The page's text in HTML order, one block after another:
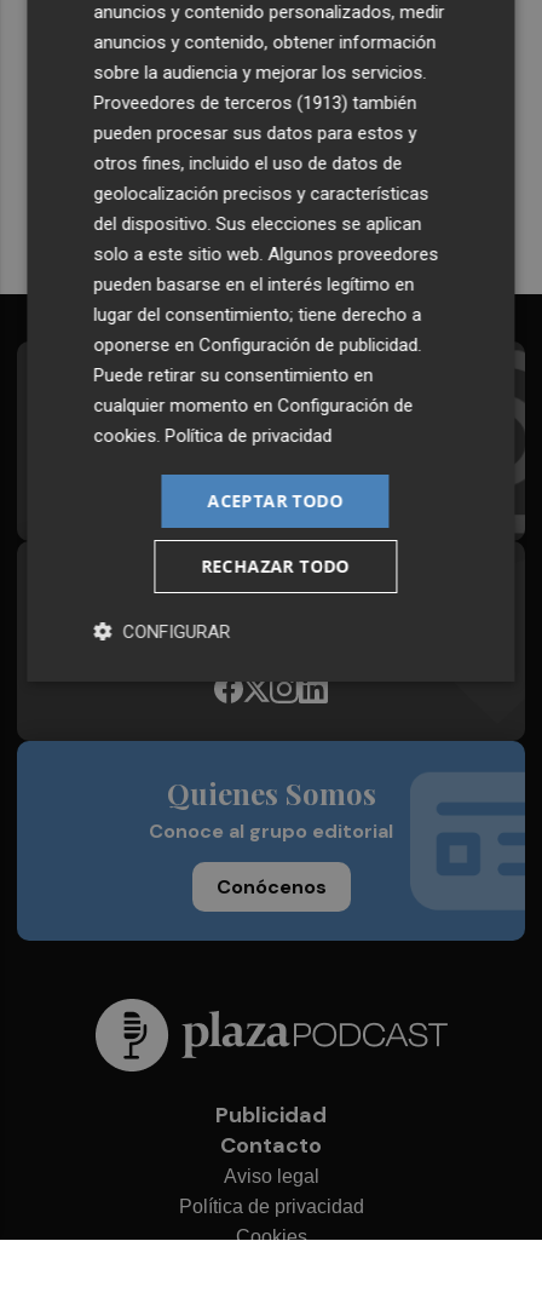
Recibe toda la actualidad de
Plaza Podcast en tu correo
Quiero suscribirme
Suscríbete al Boletín
Todos los días a primera hora en tu email
Síguenos en redes
Plaza Podcast, desde cualquier medio
Quienes Somos
Conoce al grupo editorial
Conócenos
Publicidad
Contacto
Aviso legal
Política de privacidad
Cookies
anuncios y contenido personalizados, medir
anuncios y contenido, obtener información
sobre la audiencia y mejorar los servicios.
Proveedores de terceros (1913) también
pueden procesar sus datos para estos y
otros fines, incluido el uso de datos de
geolocalización precisos y características
del dispositivo. Sus elecciones se aplican
solo a este sitio web. Algunos proveedores
pueden basarse en el interés legítimo en
lugar del consentimiento; tiene derecho a
oponerse enConfiguración de publicidad.
Puede retirar su consentimiento en
cualquier momento enConfiguración de
cookies.Política de privacidad
ACEPTAR TODO
RECHAZAR TODO
CONFIGURAR